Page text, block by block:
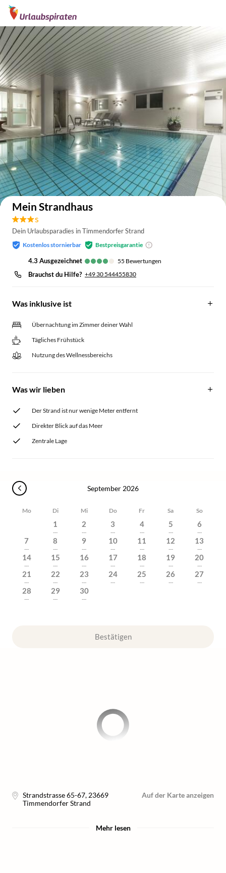
Auf der Karte anzeigen
Mein Strandhaus
s
Dein Urlaubsparadies in Timmendorfer Strand
Kostenlos stornierbar Bestpreisgarantie
4.3 ausgezeichnet 55 Bewertungen
Brauchst du Hilfe? +49 30 544455830
Was inklusive ist
Übernachtung im Zimmer deiner Wahl
Tägliches Frühstück
Nutzung des Wellnessbereichs
Was wir lieben
Der Strand ist nur wenige Meter entfernt
Direkter Blick auf das Meer
Zentrale Lage
September 2026
Mo Di Mi Do Fr Sa So
1
---
2
---
3
---
4
---
5
---
6
---
7
---
8
---
9
---
10
---
11
---
12
---
13
---
14
---
15
---
16
---
17
---
18
---
19
---
20
---
21
---
22
---
23
---
24
---
25
---
26
---
27
---
28
---
29
---
30
---
Bestätigen
Strandstrasse 65-67, 23669
Timmendorfer Strand
Auf der Karte anzeigen
Mehr lesen